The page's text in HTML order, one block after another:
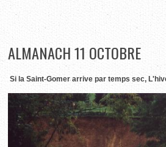
ALMANACH 11 OCTOBRE
Si la Saint-Gomer arrive par temps sec,